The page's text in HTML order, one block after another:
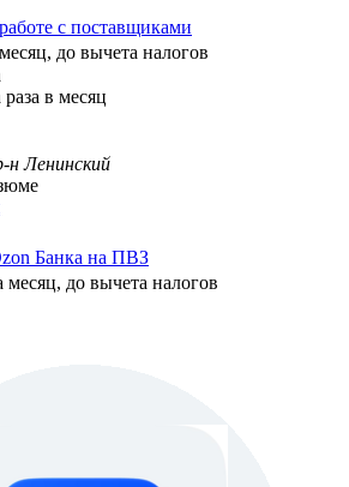
с поставщиками
до вычета налогов
в месяц
н Ленинский
Банка на ПВЗ
месяц, до вычета налогов